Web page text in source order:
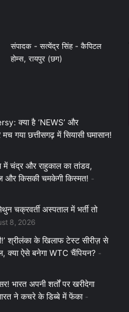
संपादक - सत्येंद्र सिंह - कैपिटल
होम्स, रायपुर (छग)
क्या है ‘NEWS’ और
गया छत्तीसगढ़ में सियासी घमासान!
में चंद्र और राहुकाल का तांडव,
और किसकी चमकेगी किस्मत!
चक्रवर्ती अस्पताल में भर्ती तो
8, 2026
श्रीलंका के खिलाफ टेस्ट सीरीज़ से
क्या ऐसे बनेगा WTC चैंपियन?
भारत अपनी शर्तों पर खरीदेगा
ने कचरे के डिब्बे में फेंका